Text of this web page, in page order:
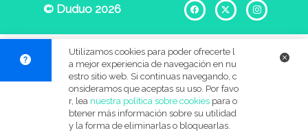
Ayuda con la medicación Acompañamiento en salidas
Servicios de limpieza Apoyo durante actividades
Gestión del correo Clasificación de documentos
© Duduo 2026 Facebook
X
Utilizamos cookies para poder ofrecerte l
a mejor experiencia de navegación en nu
estro sitio web. Si continuas navegando, c
onsideramos que aceptas su uso. Por favo
r, lea nuestra política sobre cookiespara o
btener más información sobre su utilidad
y la forma de eliminarlas o bloquearlas.